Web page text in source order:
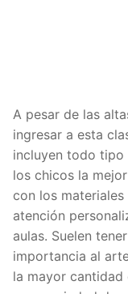
A pesar de las
ingresar a esta
incluyen todo tipo
los chicos la
con los
atención
aulas. Suelen
importancia al
la mayor cantidad